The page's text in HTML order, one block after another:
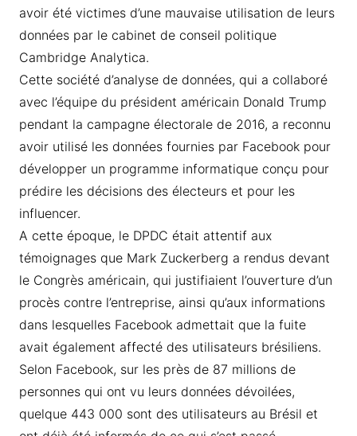
avoir été victimes d’une mauvaise utilisation de leurs
données par le cabinet de conseil politique
Cambridge Analytica.
Cette société d’analyse de données, qui a collaboré
avec l’équipe du président américain Donald Trump
pendant la campagne électorale de 2016, a reconnu
avoir utilisé les données fournies par Facebook pour
développer un programme informatique conçu pour
prédire les décisions des électeurs et pour les
influencer.
A cette époque, le DPDC était attentif aux
témoignages que Mark Zuckerberg a rendus devant
le Congrès américain, qui justifiaient l’ouverture d’un
procès contre l’entreprise, ainsi qu’aux informations
dans lesquelles Facebook admettait que la fuite
avait également affecté des utilisateurs brésiliens.
Selon Facebook, sur les près de 87 millions de
personnes qui ont vu leurs données dévoilées,
quelque 443 000 sont des utilisateurs au Brésil et